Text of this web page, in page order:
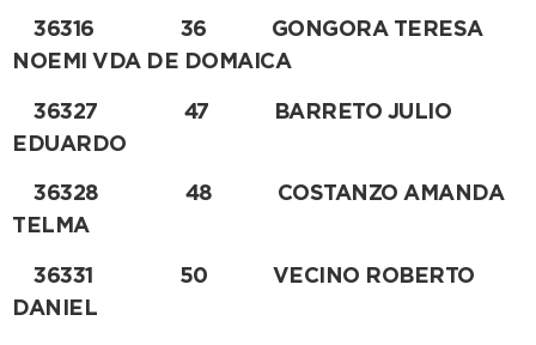
36316 36 GONGORA TERESA
NOEMI VDA DE DOMAICA
36327 47 BARRETO JULIO
EDUARDO
36328 48 COSTANZO AMANDA
TELMA
36331 50 VECINO ROBERTO
DANIEL